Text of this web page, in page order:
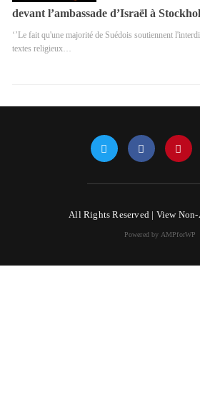
devant l’ambassade d’Israël à
‘’Le fait qu'une majorité de Suédois soutiennent
textes religieux…
All Rights Reserved | View
Powered by AMPforWP